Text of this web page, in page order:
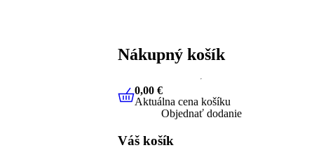
Nákupný košík
0,00 €Aktuálna cena košíku
0,00 €
Aktuálna cena košíku
Objednať dodanie
Váš košík